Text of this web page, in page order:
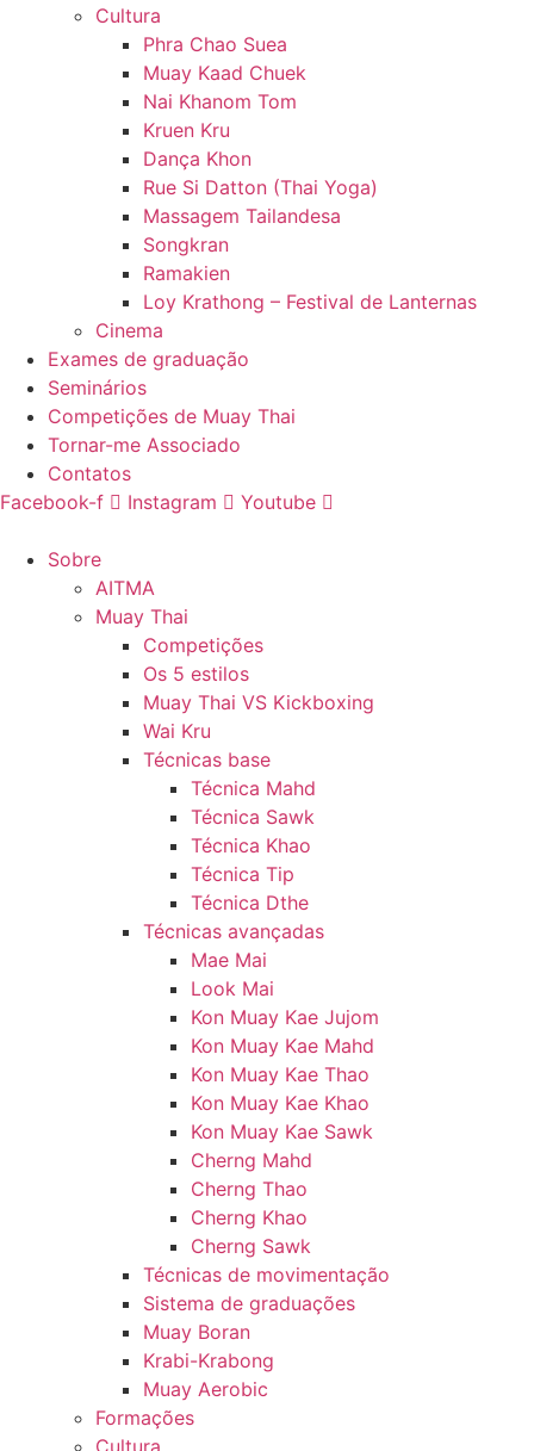
Cultura
Phra Chao Suea
Muay Kaad Chuek
Nai Khanom Tom
Kruen Kru
Dança Khon
Rue Si Datton (Thai Yoga)
Massagem Tailandesa
Songkran
Ramakien
Loy Krathong – Festival de Lanternas
Cinema
Exames de graduação
Seminários
Competições de Muay Thai
Tornar-me Associado
Contatos
Facebook-f
Instagram Youtube
Sobre
AITMA
Muay Thai
Competições
Os 5 estilos
Muay Thai VS Kickboxing
Wai Kru
Técnicas base
Técnica Mahd
Técnica Sawk
Técnica Khao
Técnica Tip
Técnica Dthe
Técnicas avançadas
Mae Mai
Look Mai
Kon Muay Kae Jujom
Kon Muay Kae Mahd
Kon Muay Kae Thao
Kon Muay Kae Khao
Kon Muay Kae Sawk
Cherng Mahd
Cherng Thao
Cherng Khao
Cherng Sawk
Técnicas de movimentação
Sistema de graduações
Muay Boran
Krabi-Krabong
Muay Aerobic
Formações
Cultura